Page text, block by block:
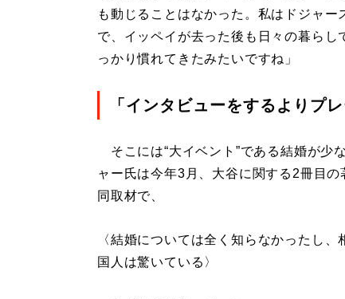
も動じることはなかった。私はドジャ
で、イッペイが去った後も日々の暮ら
っかり慣れてきたみたいですね」
「インタビューをするよりプ
そこには“大イベント”である結婚が少
ャー氏は今年3月、大谷に関する2冊目
同取材で、
〈結婚については全く知らなかったし
国人は驚いている〉